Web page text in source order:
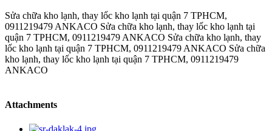
Sửa chữa kho lạnh, thay lốc kho lạnh tại quận 7 TPHCM,
0911219479 ANKACO Sửa chữa kho lạnh, thay lốc kho lạnh tại
quận 7 TPHCM, 0911219479 ANKACO Sửa chữa kho lạnh, thay
lốc kho lạnh tại quận 7 TPHCM, 0911219479 ANKACO Sửa chữa
kho lạnh, thay lốc kho lạnh tại quận 7 TPHCM, 0911219479
ANKACO
Attachments